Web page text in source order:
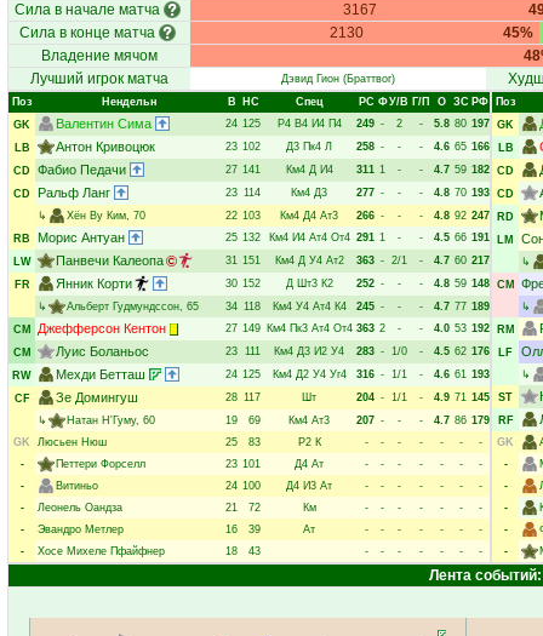
Сила в начале матча
3167
Сила в конце матча
2130
45%
Владение мячом
Лучший игрок матча
Дэвид Гион (Браттвог)
Поз Нендельн В НC Спец РC ФУ/В Г/П О ЗС РФ
GK
Валентин Сима 24 125 Р4 В4 И4 П4 249 - 2 - 5.8 80 197
LB
Антон Кривоцюк 23 102 Д3 Пк4 Л 258 - - - 4.6 65 166
CD Фабио Педачи 27 141 Км4 Д И4 311 1 - - 4.7 59 182
CD
Ральф Ланг 23 114 Км4 Д3 277 - - - 4.8 70 193
↳
Хён Ву Ким, 70 22 103 Км4 Д4 Ат3 266 - - - 4.8 92 247
RB
Морис Антуан 25 132 Км4 И4 Ат4 От4 291 1 - - 4.5 66 191
LW
Панвечи Калеопа 31 151 Км4 Д У4 Ат2 363 - 2/1 - 4.7 60 217
FR
Янник Корти 30 152 Д Шт3 К2 252 - - - 4.8 59 148
↳
Альберт Гудмундссон, 65 34 118 Км4 У4 Ат4 К4 245 - - - 4.7 77 189
CM
Джефферсон Кентон 27 149 Км4 Пк3 Ат4 От4 363 2 - - 4.0 53 192
CM
Луис Боланьос 23 111 Км4 Д3 И2 У4 283 - 1/0 - 4.5 62 176
RW
Мехди Бетташ 24 125 Км4 Д2 У4 Уг4 316 - 1/1 - 4.6 61 193
CF
Зе Домингуш 28 117 Шт 204 - 1/1 - 4.9 71 145
↳
Натан Н'Гуму, 60 19 69 Км4 Ат3 207 - - - 4.7 86 179
GK
Люсьен Нюш 25 83 Р2 К - - - - - -
-
-
Петтери Форселл 23 101 Д4 Ат - - - - - -
-
-
Витиньо 24 100 Д4 И3 Ат - - - - - -
-
-
Леонель Оандза 21 72 Км - - - - - -
-
-
Эвандро Метлер 16 39 Ат - - - - - -
-
-
Хосе Михеле Пфайфнер 18 43 - - - - - - -
Поз
GK
LB
CD
CD
RD
LM
↳
CM
↳
RM
LF
↳
ST
RF
GK
-
-
-
-
-
Лента событий: